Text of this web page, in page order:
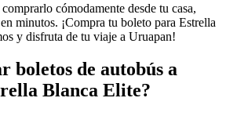
cómodamente desde tu casa,
minutos. ¡Compra tu boleto para Estrella
y disfruta de tu viaje a Uruapan!
boletos de autobús a
Blanca Elite?